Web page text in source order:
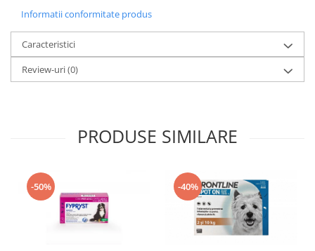
Informatii conformitate produs
Caracteristici
Review-uri(0)
PRODUSE SIMILARE
-50% -40%